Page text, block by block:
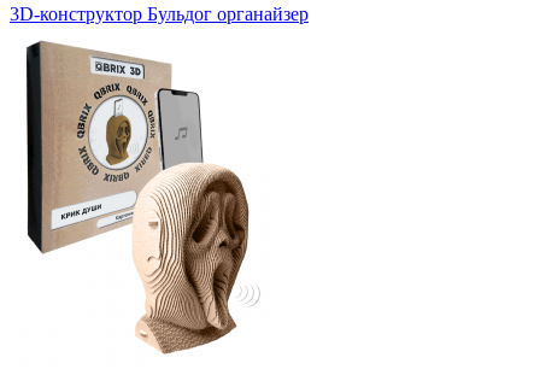
3D-конструктор Бульдог органайзер